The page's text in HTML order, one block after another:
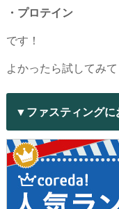
・プロテイン
です！
よかったら試してみて
▼ファスティングに